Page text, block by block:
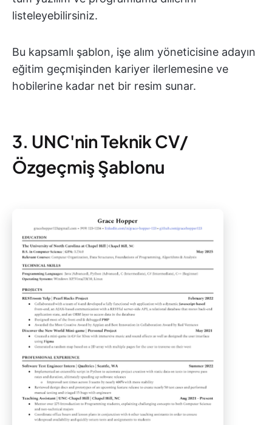
listeleyebilirsiniz.
Bu kapsamlı şablon, işe alım yöneticisine adayın
eğitim geçmişinden kariyer ilerlemesine ve
hobilerine kadar net bir resim sunar.
3. UNC'nin Teknik CV/
Özgeçmiş Şablonu